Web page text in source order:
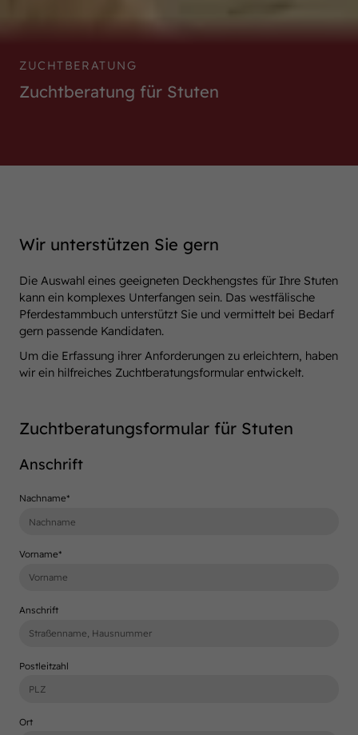
ZUCHTBERATUNG
Zuchtberatung für Stuten
Wir unterstützen Sie gern
Die Auswahl eines geeigneten Deckhengstes für Ihre Stuten
kann ein komplexes Unterfangen sein. Das westfälische
Pferdestammbuch unterstützt Sie und vermittelt bei Bedarf
gern passende Kandidaten.
Um die Erfassung ihrer Anforderungen zu erleichtern, haben
wir ein hilfreiches Zuchtberatungsformular entwickelt.
Zuchtberatungsformular für Stuten
Anschrift
Nachname*
Vorname*
Anschrift
Postleitzahl
Ort